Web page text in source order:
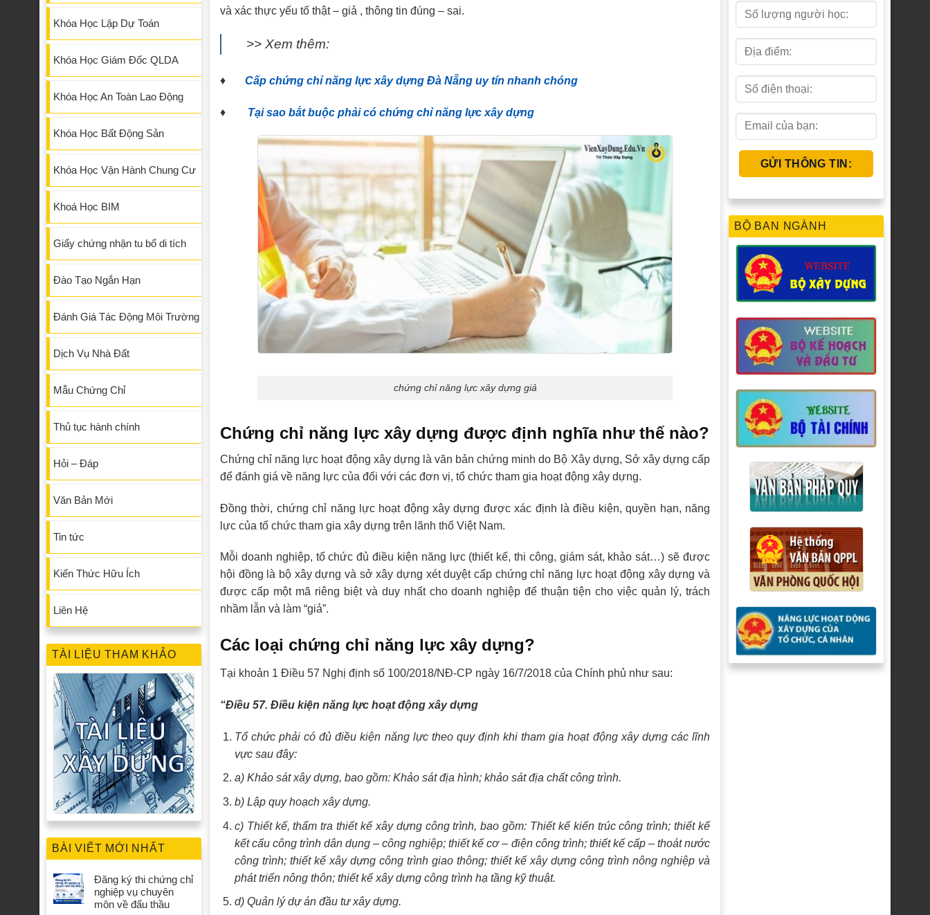
Khóa Học Lập Dự Toán
Khóa Học Giám Đốc QLDA
Khóa Học An Toàn Lao Động
Khóa Học Bất Động Sản
Khóa Học Vận Hành Chung Cư
Khoá Học BIM
Giấy chứng nhận tu bổ di tích
Đào Tạo Ngắn Hạn
Đánh Giá Tác Động Môi Trường
Dịch Vụ Nhà Đất
Mẫu Chứng Chỉ
Thủ tục hành chính
Hỏi – Đáp
Văn Bản Mới
Tin tức
Kiến Thức Hữu Ích
Liên Hệ
TÀI LIỆU THAM KHẢO
BÀI VIẾT MỚI NHẤT
Đăng ký thi chứng chỉ
nghiệp vụ chuyên
môn về đấu thầu
và xác thực yếu tố thật – giả , thông tin đúng – sai.
>> Xem thêm:
♦ Cấp chứng chỉ năng lực xây dựng Đà Nẵng uy tín nhanh chóng
♦ Tại sao bắt buộc phải có chứng chỉ năng lực xây dựng
chứng chỉ năng lực xây dựng giả
Chứng chỉ năng lực xây dựng được định nghĩa như thế nào?
Chứng chỉ năng lực hoạt động xây dựng là văn bản chứng minh do Bộ Xây dựng, Sở xây dựng cấp
để đánh giá về năng lực của đối với các đơn vị, tổ chức tham gia hoạt động xây dựng.
Đồng thời, chứng chỉ năng lực hoạt động xây dựng được xác định là điều kiện, quyền hạn, năng
lực của tổ chức tham gia xây dựng trên lãnh thổ Việt Nam.
Mỗi doanh nghiệp, tổ chức đủ điều kiện năng lực (thiết kế, thi công, giám sát, khảo sát…) sẽ được
hội đồng là bộ xây dựng và sở xây dựng xét duyệt cấp chứng chỉ năng lực hoạt động xây dựng và
được cấp một mã riêng biệt và duy nhất cho doanh nghiệp để thuận tiện cho việc quản lý, trách
nhầm lẫn và làm “giả”.
Các loại chứng chỉ năng lực xây dựng?
Tại khoản 1 Điều 57 Nghị định số 100/2018/NĐ-CP ngày 16/7/2018 của Chính phủ như sau:
“Điều 57. Điều kiện năng lực hoạt động xây dựng
Tổ chức phải có đủ điều kiện năng lực theo quy định khi tham gia hoạt động xây dựng các lĩnh
vực sau đây:
a) Khảo sát xây dựng, bao gồm: Khảo sát địa hình; khảo sát địa chất công trình.
b) Lập quy hoạch xây dựng.
c) Thiết kế, thẩm tra thiết kế xây dựng công trình, bao gồm: Thiết kế kiến trúc công trình; thiết kế
kết cấu công trình dân dụng – công nghiệp; thiết kế cơ – điện công trình; thiết kế cấp – thoát nước
công trình; thiết kế xây dựng công trình giao thông; thiết kế xây dựng công trình nông nghiệp và
phát triển nông thôn; thiết kế xây dựng công trình hạ tầng kỹ thuật.
d) Quản lý dự án đầu tư xây dựng.
BỘ BAN NGÀNH